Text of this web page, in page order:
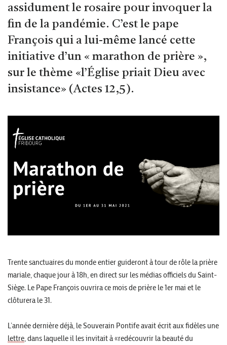
assidument le rosaire pour invoquer la
fin de la pandémie. C’est le pape
François qui a lui-même lancé cette
initiative d’un « marathon de prière »,
sur le thème «l’Église priait Dieu avec
insistance» (Actes 12,5).
Trente sanctuaires du monde entier guideront à tour de rôle la prière
mariale, chaque jour à 18h, en direct sur les médias officiels du Saint-
Siège. Le Pape François ouvrira ce mois de prière le 1er mai et le
clôturera le 31.
L’année dernière déjà, le Souverain Pontife avait écrit aux fidèles une
lettre , dans laquelle il les invitait à «redécouvrir la beauté du